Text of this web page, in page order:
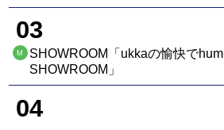
03
M
SHOWROOM「ukkaの愉快で
SHOWROOM」
04